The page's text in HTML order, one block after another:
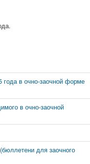
года в очно-заочной форме
в очно-заочной
для заочного